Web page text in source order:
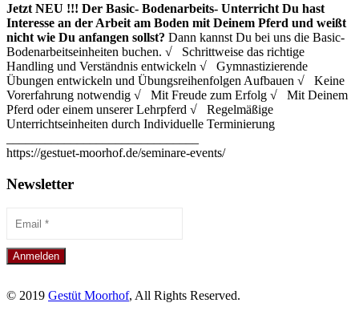
Jetzt NEU !!! Der Basic- Bodenarbeits- Unterricht Du hast
Interesse an der Arbeit am Boden mit Deinem Pferd und weißt
nicht wie Du anfangen sollst? Dann kannst Du bei uns die Basic-
Bodenarbeitseinheiten buchen. √ Schrittweise das richtige
Handling und Verständnis entwickeln √ Gymnastizierende
Übungen entwickeln und Übungsreihenfolgen Aufbauen √ Keine
Vorerfahrung notwendig √ Mit Freude zum Erfolg √ Mit Deinem
Pferd oder einem unserer Lehrpferd √ Regelmäßige
Unterrichtseinheiten durch Individuelle Terminierung
https://gestuet-moorhof.de/seminare-events/
Newsletter
© 2019 Gestüt Moorhof, All Rights Reserved.